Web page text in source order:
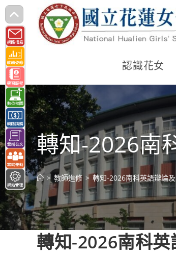
跳
轉
至
主
要
內
容
認識花女
轉知-2026南
> 教師進修 > 轉知-2026南科英語辯論
轉知-2026南科